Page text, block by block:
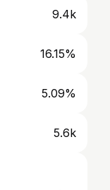
9.4k
16.15%
5.09%
5.6k